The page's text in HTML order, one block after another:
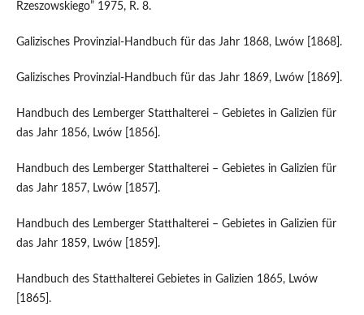
Rzeszowskiego” 1975, R. 8.
Galizisches Provinzial-Handbuch für das Jahr 1868, Lwów [1868].
Galizisches Provinzial-Handbuch für das Jahr 1869, Lwów [1869].
Handbuch des Lemberger Statthalterei – Gebietes in Galizien für
das Jahr 1856, Lwów [1856].
Handbuch des Lemberger Statthalterei – Gebietes in Galizien für
das Jahr 1857, Lwów [1857].
Handbuch des Lemberger Statthalterei – Gebietes in Galizien für
das Jahr 1859, Lwów [1859].
Handbuch des Statthalterei Gebietes in Galizien 1865, Lwów
[1865].